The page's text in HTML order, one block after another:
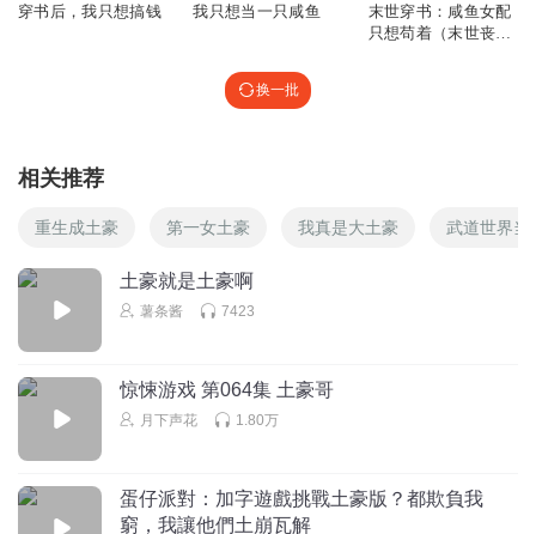
穿书后，我只想搞钱 我只想当一只咸鱼
末世穿书：咸鱼女配
只想苟着（末世丧尸
换一批
相关推荐
重生成土豪 第一女土豪 我真是大土豪 武道世界当
土豪就是土豪啊
薯条酱 7423
惊悚游戏 第064集 土豪哥
月下声花 1.80万
蛋仔派對：加字遊戲挑戰土豪版？都欺負我
窮，我讓他們土崩瓦解